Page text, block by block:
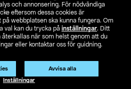
och annonsering. För nödvändiga
eftersom dessa cookies är
webbplatsen ska kunna fungera. Om
val kan du trycka på inställningar. Ditt
när som helst genom att du
eller kontaktar oss för guidning.
Avvisa alla
Inställningar
NO FI
Klubbvillkor
För företag
priser exklusive moms